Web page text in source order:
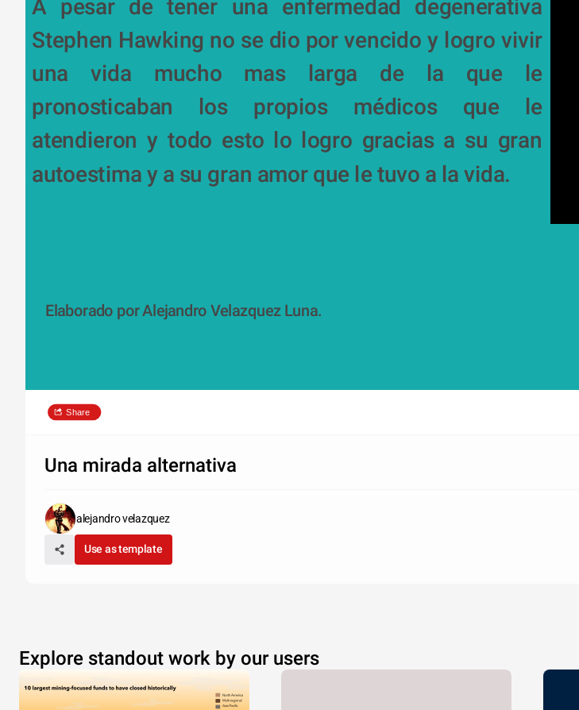
A pesar de tener una enfermedad degenerativa
Stephen Hawking no se dio por vencido y logro vivir
una vida mucho mas larga de la que le
pronosticaban los propios médicos que le
atendieron y todo esto lo logro gracias a su gran
autoestima y a su gran amor que le tuvo a la vida.
Elaborado por Alejandro Velazquez Luna.
Share
Una mirada alternativa
alejandro velazquez
Use as template
Explore standout work by our users